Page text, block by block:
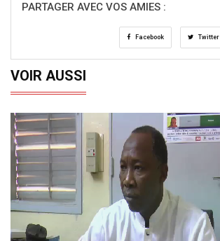
PARTAGER AVEC VOS AMIES :
Facebook Twitter
VOIR AUSSI